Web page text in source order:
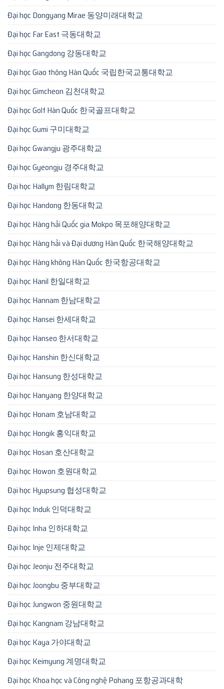
Đại học Dongyang Mirae 동양미래대학교
Đại học Far East 극동대학교
Đại học Gangdong 강동대학교
Đại học Giao thông Hàn Quốc 국립한국교통대학교
Đại học Gimcheon 김천대학교
Đại học Golf Hàn Quốc 한국골프대학교
Đại học Gumi 구미대학교
Đại học Gwangju 광주대학교
Đại học Gyeongju 경주대학교
Đại học Hallym 한림대학교
Đại học Handong 한동대학교
Đại học Hàng hải Quốc gia Mokpo 목포해양대학교
Đại học Hàng hải và Đại dương Hàn Quốc 한국해양대학교
Đại học Hàng không Hàn Quốc 한국항공대학교
Đại học Hanil 한일대학교
Đại học Hannam 한남대학교
Đại học Hansei 한세대학교
Đại học Hanseo 한서대학교
Đại học Hanshin 한신대학교
Đại học Hansung 한성대학교
Đại học Hanyang 한양대학교
Đại học Honam 호남대학교
Đại học Hongik 홍익대학교
Đại học Hosan 호산대학교
Đại học Howon 호원대학교
Đại học Hyupsung 협성대학교
Đại học Induk 인덕대학교
Đại học Inha 인하대학교
Đại học Inje 인제대학교
Đại học Jeonju 전주대학교
Đại học Joongbu 중부대학교
Đại học Jungwon 중원대학교
Đại học Kangnam 강남대학교
Đại học Kaya 가야대학교
Đại học Keimyung 계명대학교
Đại học Khoa học và Công nghệ Pohang 포항공과대학